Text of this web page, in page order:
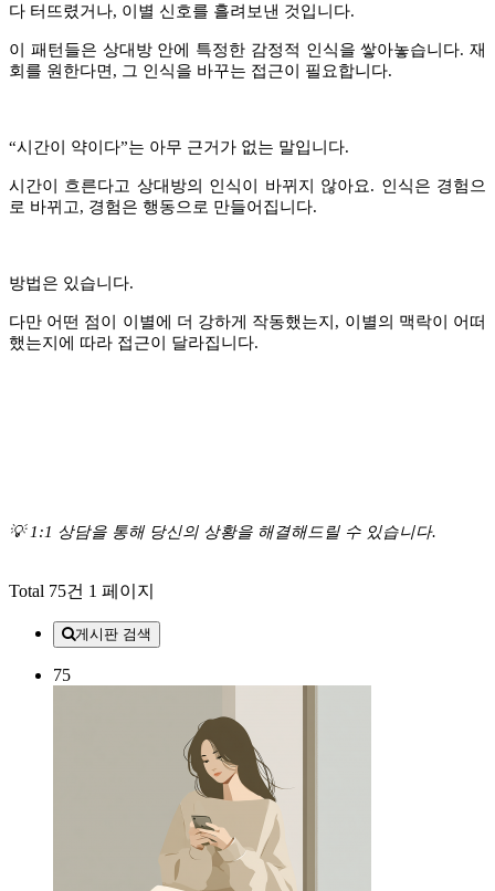
다 터뜨렸거나, 이별 신호를 흘려보낸 것입니다.
이 패턴들은 상대방 안에 특정한 감정적 인식을 쌓아놓습니다. 재
회를 원한다면, 그 인식을 바꾸는 접근이 필요합니다.
“시간이 약이다”는 아무 근거가 없는 말입니다.
시간이 흐른다고 상대방의 인식이 바뀌지 않아요. 인식은 경험으
로 바뀌고, 경험은 행동으로 만들어집니다.
방법은 있습니다.
다만 어떤 점이 이별에 더 강하게 작동했는지, 이별의 맥락이 어떠
했는지에 따라 접근이 달라집니다.
💡 1:1 상담을 통해 당신의 상황을 해결해드릴 수 있습니다.
Total 75건 1 페이지
게시판 검색
75